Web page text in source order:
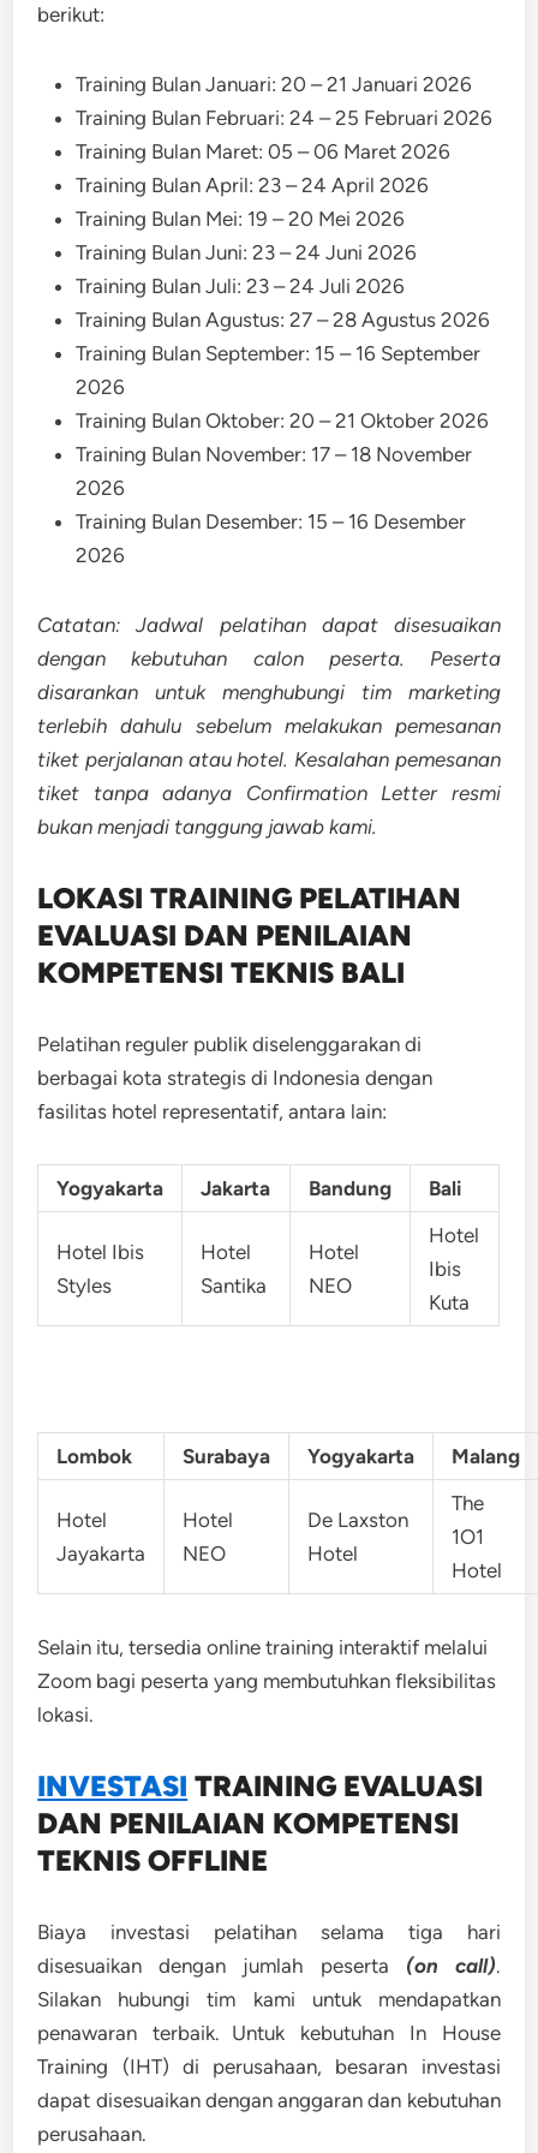
berikut:
Training Bulan Januari: 20 – 21 Januari 2026
Training Bulan Februari: 24 – 25 Februari 2026
Training Bulan Maret: 05 – 06 Maret 2026
Training Bulan April: 23 – 24 April 2026
Training Bulan Mei: 19 – 20 Mei 2026
Training Bulan Juni: 23 – 24 Juni 2026
Training Bulan Juli: 23 – 24 Juli 2026
Training Bulan Agustus: 27 – 28 Agustus 2026
Training Bulan September: 15 – 16 September
2026
Training Bulan Oktober: 20 – 21 Oktober 2026
Training Bulan November: 17 – 18 November
2026
Training Bulan Desember: 15 – 16 Desember
2026
Catatan: Jadwal pelatihan dapat disesuaikan
dengan kebutuhan calon peserta. Peserta
disarankan untuk menghubungi tim marketing
terlebih dahulu sebelum melakukan pemesanan
tiket perjalanan atau hotel. Kesalahan pemesanan
tiket tanpa adanya Confirmation Letter resmi
bukan menjadi tanggung jawab kami.
LOKASI TRAINING PELATIHAN
EVALUASI DAN PENILAIAN
KOMPETENSI TEKNIS BALI
Pelatihan reguler publik diselenggarakan di
berbagai kota strategis di Indonesia dengan
fasilitas hotel representatif, antara lain:
Yogyakarta Jakarta Bandung Bali
Hotel Ibis
Styles
Hotel
Santika
Hotel
NEO
Hotel
Ibis
Kuta
Lombok Surabaya Yogyakarta Malang
Hotel
Jayakarta
Hotel
NEO
De Laxston
Hotel
The
1O1
Hotel
Selain itu, tersedia online training interaktif melalui
Zoom bagi peserta yang membutuhkan fleksibilitas
lokasi.
INVESTASI TRAINING EVALUASI
DAN PENILAIAN KOMPETENSI
TEKNIS OFFLINE
Biaya investasi pelatihan selama tiga hari
disesuaikan dengan jumlah peserta (on call).
Silakan hubungi tim kami untuk mendapatkan
penawaran terbaik. Untuk kebutuhan In House
Training (IHT) di perusahaan, besaran investasi
dapat disesuaikan dengan anggaran dan kebutuhan
perusahaan.